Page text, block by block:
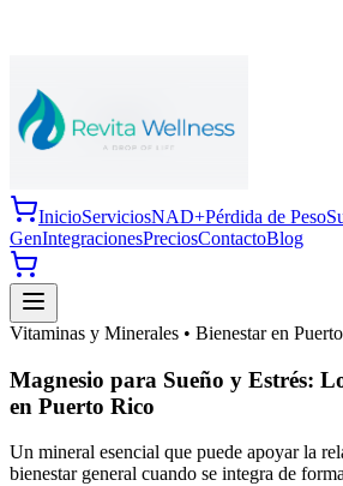
InicioServiciosNAD+Pérdida de Peso
GenIntegracionesPreciosContactoBlog
Vitaminas y Minerales • Bienestar en
Magnesio para Sueño y Estrés:
en Puerto Rico
Un mineral esencial que puede apoyar la
bienestar general cuando se integra de